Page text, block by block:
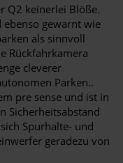
Q2 keinerlei Blöße.
gewarnt wie
als sinnvoll
Rückfahrkamera
cleverer
Parken..
pre sense und ist in
Sicherheitsabstand
Spurhalte- und
geradezu von